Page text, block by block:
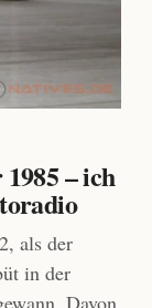
– ich
als der
in der
Davon